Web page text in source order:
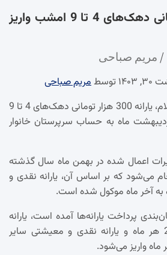
یارانه 300 هزار تومانی دهک‌های 4 تا 9 امشب واریز
مریم صباحی
مریم صباحی
طبق اعلام، یارانه 300 هزار تومانی دهک‌های 4 تا 9
24 امشب، 30 اردیبهشت ماه به حساب سرپرستان خانوار
اعمال شده در بهمن ماه سال گذشته
می‌شود که بر اساس آن، یارانه نقدی و
به آخر ماه موکول شده است.
پرداخت یارانه‌ها آمده است، یارانه
دهک‌های 1 تا 3 روز 25 هر ماه و یارانه نقدی و معیشتی سایر